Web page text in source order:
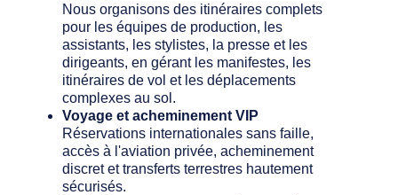
Nous organisons des itinéraires complets
pour les équipes de production, les
assistants, les stylistes, la presse et les
dirigeants, en gérant les manifestes, les
itinéraires de vol et les déplacements
complexes au sol.
Voyage et acheminement VIP
Réservations internationales sans faille,
accès à l'aviation privée, acheminement
discret et transferts terrestres hautement
sécurisés.